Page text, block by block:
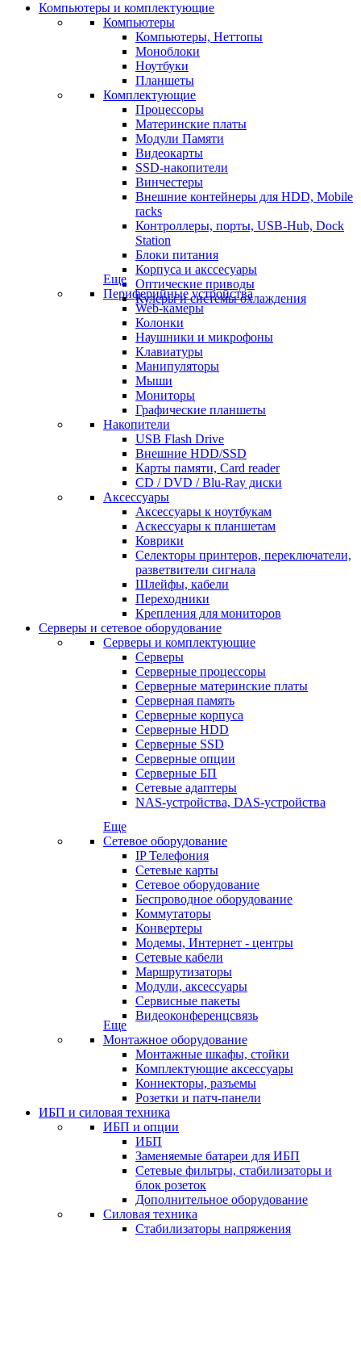
Компьютеры и комплектующие
Компьютеры
Компьютеры, Неттопы
Моноблоки
Ноутбуки
Планшеты
Комплектующие
Процессоры
Материнские платы
Модули Памяти
Видеокарты
SSD-накопители
Винчестеры
Внешние контейнеры для HDD, Mobile
racks
Контроллеры, порты, USB-Hub, Dock
Station
Блоки питания
Корпуса и акссесуары
Оптические приводы
Кулеры и системы охлаждения
Еще
Периферийные устройства
Web-камеры
Колонки
Наушники и микрофоны
Клавиатуры
Манипуляторы
Мыши
Мониторы
Графические планшеты
Накопители
USB Flash Drive
Внешние HDD/SSD
Карты памяти, Card reader
CD / DVD / Blu-Ray диски
Аксессуары
Аксессуары к ноутбукам
Аскессуары к планшетам
Коврики
Селекторы принтеров, переключатели,
разветвители сигнала
Шлейфы, кабели
Переходники
Крепления для мониторов
Серверы и сетевое оборудование
Серверы и комплектующие
Серверы
Серверные процессоры
Серверные материнские платы
Серверная память
Серверные корпуса
Серверные HDD
Серверные SSD
Серверные опции
Серверные БП
Сетевые адаптеры
NAS-устройства, DAS-устройства
Еще
Сетевое оборудование
IP Телефония
Сетевые карты
Сетевое оборудование
Беспроводное оборудование
Коммутаторы
Конвертеры
Модемы, Интернет - центры
Сетевые кабели
Маршрутизаторы
Модули, аксессуары
Сервисные пакеты
Видеоконференцсвязь
Еще
Монтажное оборудование
Монтажные шкафы, стойки
Комплектующие аксессуары
Коннекторы, разъемы
Розетки и патч-панели
ИБП и силовая техника
ИБП и опции
ИБП
Заменяемые батареи для ИБП
Сетевые фильтры, стабилизаторы и
блок розеток
Дополнительное оборудование
Силовая техника
Стабилизаторы напряжения